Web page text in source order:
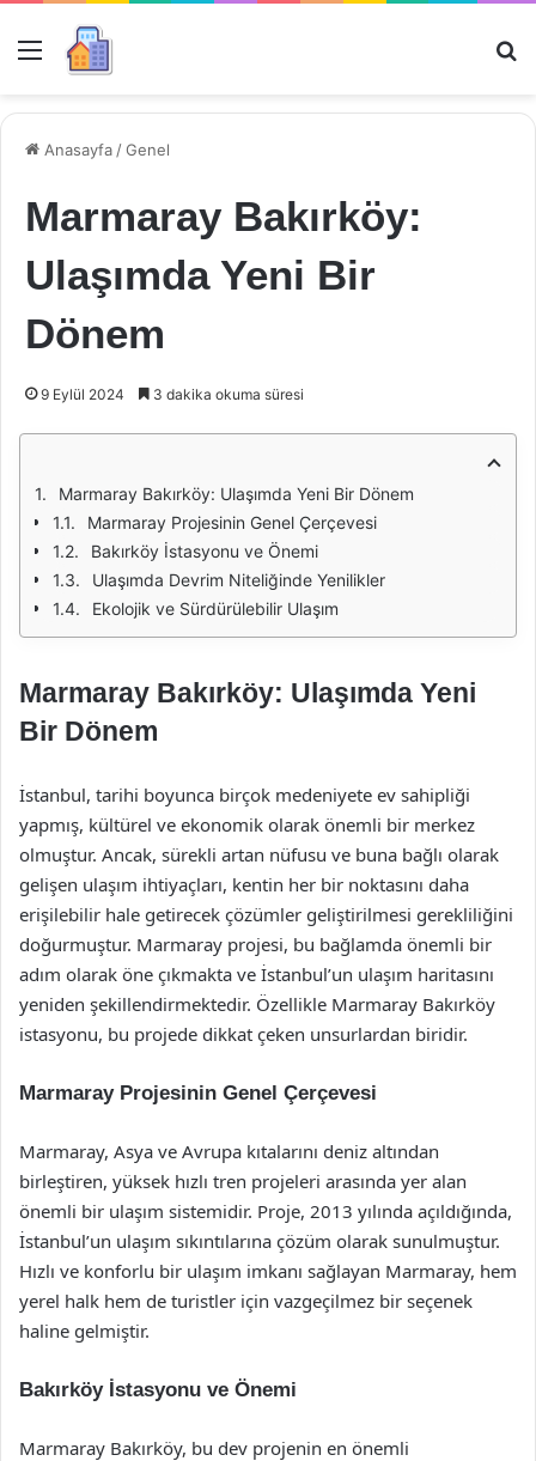
Menü
Anasayfa /Genel
Marmaray Bakırköy:
Ulaşımda Yeni Bir
Dönem
9 Eylül 2024 3 dakika okuma süresi
Marmaray Bakırköy: Ulaşımda Yeni Bir Dönem
Marmaray Projesinin Genel Çerçevesi
Bakırköy İstasyonu ve Önemi
Ulaşımda Devrim Niteliğinde Yenilikler
Ekolojik ve Sürdürülebilir Ulaşım
Marmaray Bakırköy: Ulaşımda Yeni
Bir Dönem
İstanbul, tarihi boyunca birçok medeniyete ev sahipliği
yapmış, kültürel ve ekonomik olarak önemli bir merkez
olmuştur. Ancak, sürekli artan nüfusu ve buna bağlı olarak
gelişen ulaşım ihtiyaçları, kentin her bir noktasını daha
erişilebilir hale getirecek çözümler geliştirilmesi gerekliliğini
doğurmuştur. Marmaray projesi, bu bağlamda önemli bir
adım olarak öne çıkmakta ve İstanbul’un ulaşım haritasını
yeniden şekillendirmektedir. Özellikle Marmaray Bakırköy
istasyonu, bu projede dikkat çeken unsurlardan biridir.
Marmaray Projesinin Genel Çerçevesi
Marmaray, Asya ve Avrupa kıtalarını deniz altından
birleştiren, yüksek hızlı tren projeleri arasında yer alan
önemli bir ulaşım sistemidir. Proje, 2013 yılında açıldığında,
İstanbul’un ulaşım sıkıntılarına çözüm olarak sunulmuştur.
Hızlı ve konforlu bir ulaşım imkanı sağlayan Marmaray, hem
yerel halk hem de turistler için vazgeçilmez bir seçenek
haline gelmiştir.
Bakırköy İstasyonu ve Önemi
Marmaray Bakırköy, bu dev projenin en önemli